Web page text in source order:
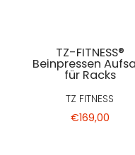
TZ-FITNESS®
Beinpressen
für Racks
TZ FITNESS
€169,00